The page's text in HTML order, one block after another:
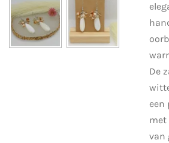
De
een
met
van